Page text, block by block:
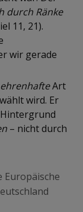
durch Ränke
11, 21).
wir gerade
ehrenhafteArt
wird. Er
– nicht durch
Europäische